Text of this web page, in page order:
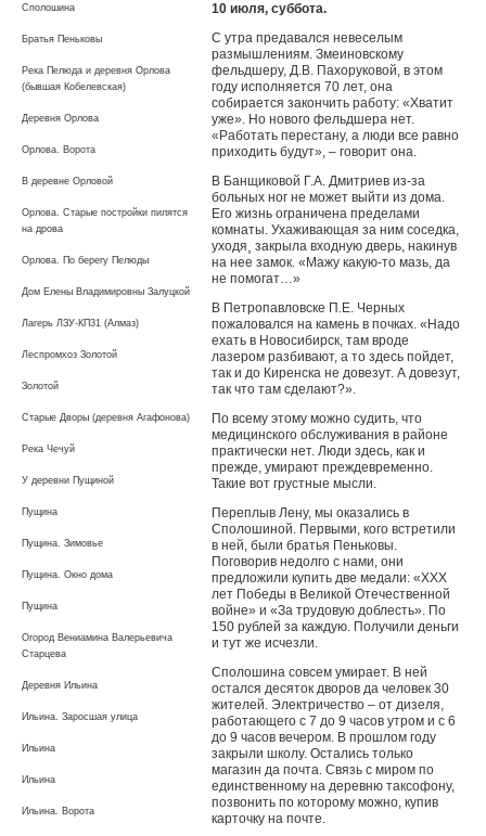
Сполошина
Братья Пеньковы
Река Пелюда и деревня Орлова
(бывшая Кобелевская)
Деревня Орлова
Орлова. Ворота
В деревне Орловой
Орлова. Старые постройки пилятся
на дрова
Орлова. По берегу Пелюды
Дом Елены Владимировны Залуцкой
Лагерь ЛЗУ-КП31 (Алмаз)
Леспромхоз Золотой
Золотой
Старые Дворы (деревня Агафонова)
Река Чечуй
У деревни Пущиной
Пущина
Пущина. Зимовье
Пущина. Окно дома
Пущина
Огород Вениамина Валерьевича
Старцева
Деревня Ильина
Ильина. Заросшая улица
Ильина
Ильина
Ильина. Ворота
10 июля, суббота.
С утра предавался невеселым
размышлениям. Змеиновскому
фельдшеру, Д.В. Пахоруковой, в этом
году исполняется 70 лет, она
собирается закончить работу: «Хватит
уже». Но нового фельдшера нет.
«Работать перестану, а люди все равно
приходить будут», – говорит она.
В Банщиковой Г.А. Дмитриев из-за
больных ног не может выйти из дома.
Его жизнь ограничена пределами
комнаты. Ухаживающая за ним соседка,
уходя¸ закрыла входную дверь, накинув
на нее замок. «Мажу какую-то мазь, да
не помогат…»
В Петропавловске П.Е. Черных
пожаловался на камень в почках. «Надо
ехать в Новосибирск, там вроде
лазером разбивают, а то здесь пойдет,
так и до Киренска не довезут. А довезут,
так что там сделают?».
По всему этому можно судить, что
медицинского обслуживания в районе
практически нет. Люди здесь, как и
прежде, умирают преждевременно.
Такие вот грустные мысли.
Переплыв Лену, мы оказались в
Сполошиной. Первыми, кого встретили
в ней, были братья Пеньковы.
Поговорив недолго с нами, они
предложили купить две медали: «ХХХ
лет Победы в Великой Отечественной
войне» и «За трудовую доблесть». По
150 рублей за каждую. Получили деньги
и тут же исчезли.
Сполошина совсем умирает. В ней
остался десяток дворов да человек 30
жителей. Электричество – от дизеля,
работающего с 7 до 9 часов утром и с 6
до 9 часов вечером. В прошлом году
закрыли школу. Остались только
магазин да почта. Связь с миром по
единственному на деревню таксофону,
позвонить по которому можно, купив
карточку на почте.